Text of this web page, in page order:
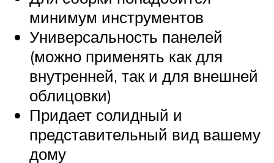
минимум инструментов
Универсальность панелей
(можно применять как для
внутренней, так и для внешней
облицовки)
Придает солидный и
представительный вид вашему
дому